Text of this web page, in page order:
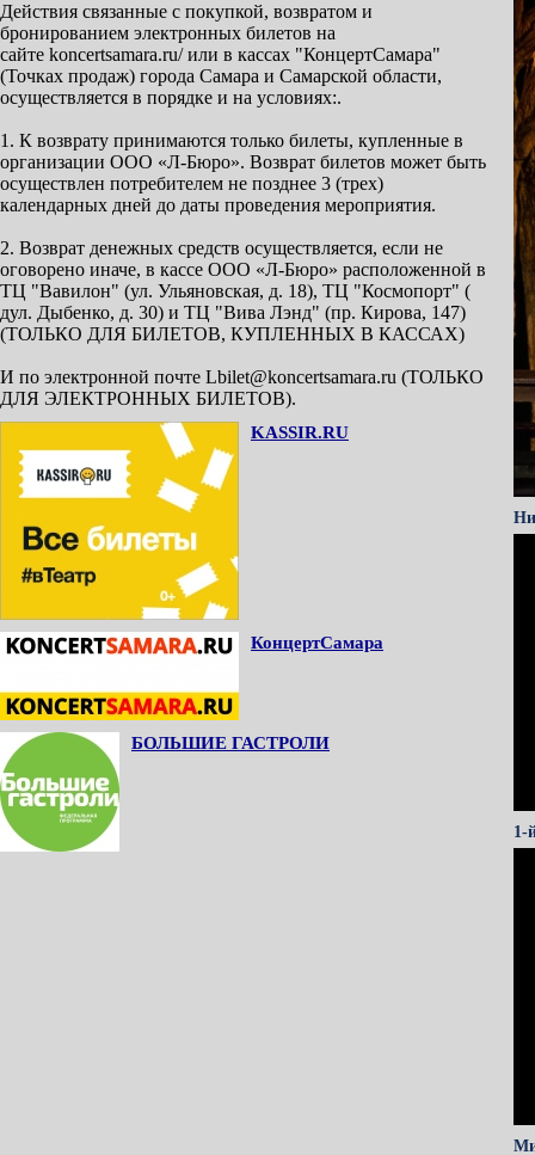
Действия связанные с покупкой, возвратом и
бронированием электронных билетов на
сайте koncertsamara.ru/ или в кассах "КонцертСамара"
(Точках продаж) города Самара и Самарской области,
осуществляется в порядке и на условиях:.
1. К возврату принимаются только билеты, купленные в
организации ООО «Л-Бюро». Возврат билетов может быть
осуществлен потребителем не позднее 3 (трех)
календарных дней до даты проведения мероприятия.
2. Возврат денежных средств осуществляется, если не
оговорено иначе, в кассе ООО «Л-Бюро» расположенной в
ТЦ "Вавилон" (ул. Ульяновская, д. 18), ТЦ "Космопорт" (
дул. Дыбенко, д. 30) и ТЦ "Вива Лэнд" (пр. Кирова, 147)
(ТОЛЬКО ДЛЯ БИЛЕТОВ, КУПЛЕННЫХ В КАССАХ)
И по электронной почте Lbilet@koncertsamara.ru (ТОЛЬКО
ДЛЯ ЭЛЕКТРОННЫХ БИЛЕТОВ).
KASSIR.RU
КонцертСамара
БОЛЬШИЕ ГАСТРОЛИ
1-